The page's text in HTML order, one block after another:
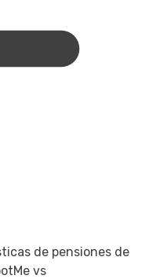
de pensiones de
vs